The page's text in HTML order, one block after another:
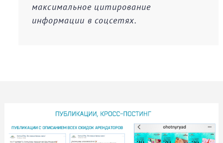
максимальное цитирование
информации в соцсетях.